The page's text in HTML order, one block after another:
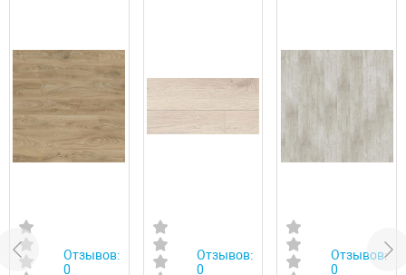
Отзывов:
0
Отзывов:
0
Отзывов:
0